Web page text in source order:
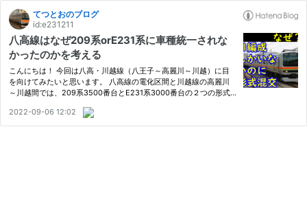
てつとおのブログ
id:e231211
八高線はなぜ209系orE231系に車種統一されな
かったのかを考える
こんにちは！ 今回は八高・川越線（八王子～高麗川～川越）に目
を向けてみたいと思います。 八高線の電化区間と川越線の高麗川
～川越間では、209系3500番台とE231系3000番台の２つの形式
で運用が回っています。 ↑209系3500番台(左) ↑E231系3000番
台ここで一つ疑…
2022-09-06 12:02